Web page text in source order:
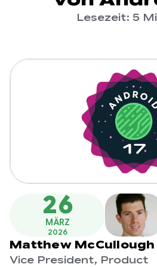
Lesezeit: 5
26
MÄRZ
2026
Matthew McCullough
Vice President, Product